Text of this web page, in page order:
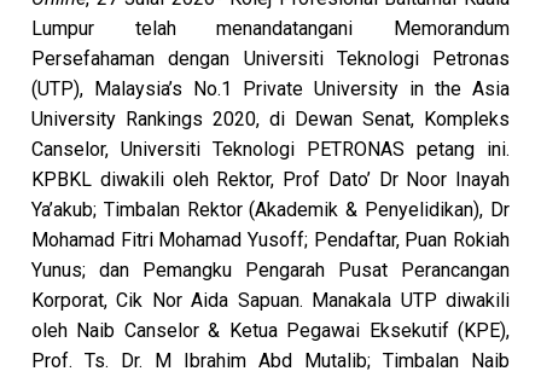
Lumpur telah menandatangani Memorandum
Persefahaman dengan Universiti Teknologi Petronas
(UTP), Malaysia’s No.1 Private University in the Asia
University Rankings 2020, di Dewan Senat, Kompleks
Canselor, Universiti Teknologi PETRONAS petang ini.
KPBKL diwakili oleh Rektor, Prof Dato’ Dr Noor Inayah
Ya’akub; Timbalan Rektor (Akademik & Penyelidikan), Dr
Mohamad Fitri Mohamad Yusoff; Pendaftar, Puan Rokiah
Yunus; dan Pemangku Pengarah Pusat Perancangan
Korporat, Cik Nor Aida Sapuan. Manakala UTP diwakili
oleh Naib Canselor & Ketua Pegawai Eksekutif (KPE),
Prof. Ts. Dr. M Ibrahim Abd Mutalib; Timbalan Naib